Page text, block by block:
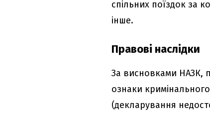
спільних поїздок за
інше.
Правові наслідки
За висновками НАЗК,
ознаки
(декларування